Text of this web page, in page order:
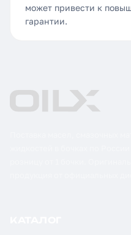
может привести к
гарантии.